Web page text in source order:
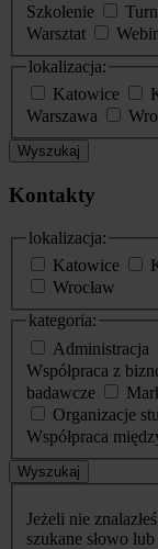
Szkolenie
Warsztat
lokalizacja:
Katowice
Warszawa
Wyszukaj
Kontakty
lokalizacja:
Katowice
Wrocław
kategoria:
Administracja
Współpraca z
badawcze
Organizacje
Współpraca
Wyszukaj
Jeżeli nie
szukane słowo